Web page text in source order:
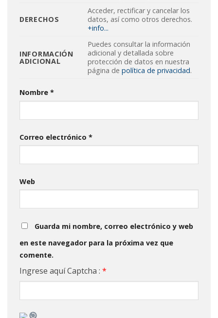
DERECHOS
Acceder, rectificar y cancelar los
datos, así como otros derechos.
+info...
INFORMACIÓN
ADICIONAL
Puedes consultar la información
adicional y detallada sobre
protección de datos en nuestra
página depolítica de privacidad.
Nombre *
Correo electrónico *
Web
Guarda mi nombre, correo electrónico y web
en este navegador para la próxima vez que
comente.
Ingrese aquí Captcha : *